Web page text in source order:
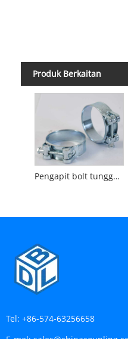
Produk Berkaitan
Pengapit bolt tunggal yang unggul
Tel: +86-574-63256658